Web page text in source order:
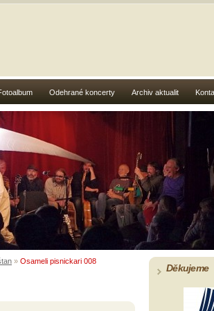
Odehrané koncerty Archiv aktualit
» Osameli pisnickari 008
Děkujeme